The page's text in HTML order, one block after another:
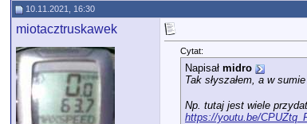
10.11.2021, 16:30
miotacztruskawek
Cytat:
Napisał midro
Tak słyszałem, a w
Np. tutaj jest wiele
https://youtu.be/